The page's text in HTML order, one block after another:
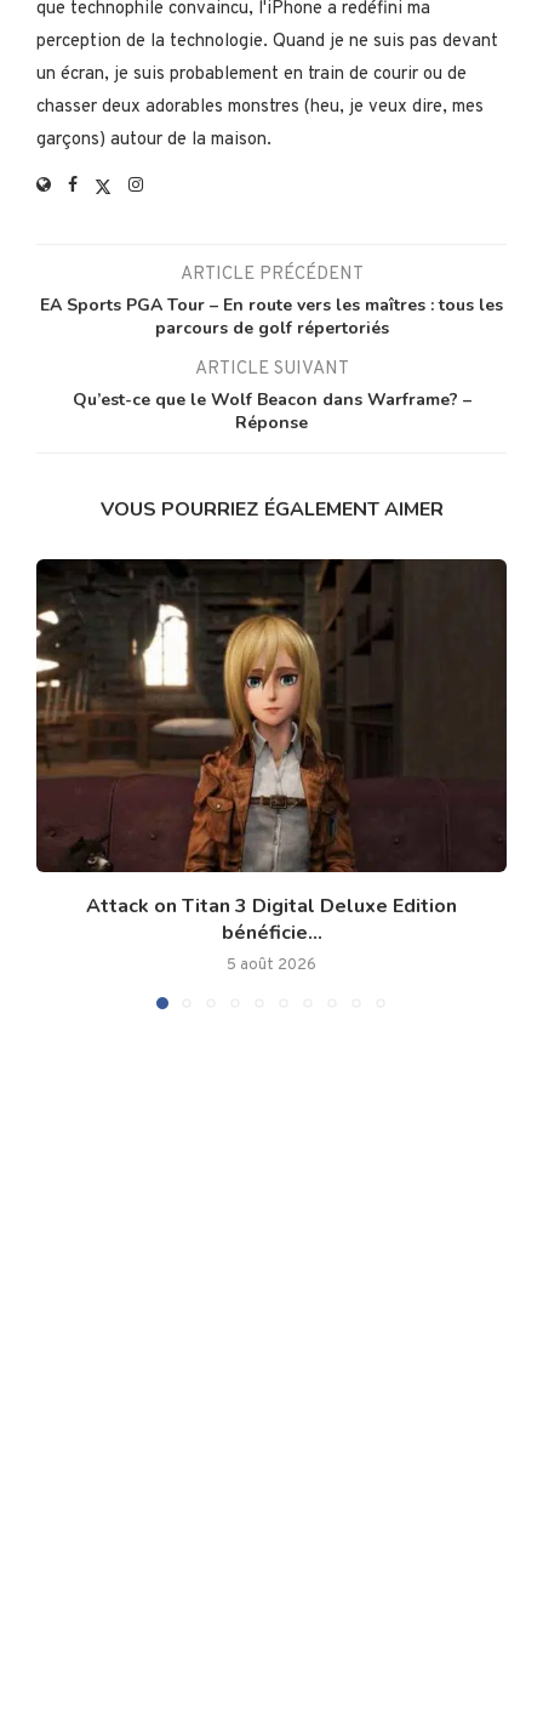
que technophile convaincu, l'iPhone a redéfini ma
perception de la technologie. Quand je ne suis pas devant
un écran, je suis probablement en train de courir ou de
chasser deux adorables monstres (heu, je veux dire, mes
garçons) autour de la maison.
ARTICLE PRÉCÉDENT
EA Sports PGA Tour – En route vers les maîtres : tous les
parcours de golf répertoriés
ARTICLE SUIVANT
Qu’est-ce que le Wolf Beacon dans Warframe? –
Réponse
VOUS POURRIEZ ÉGALEMENT AIMER
Attack on Titan 3 Digital Deluxe Edition
bénéficie...
5 août 2026